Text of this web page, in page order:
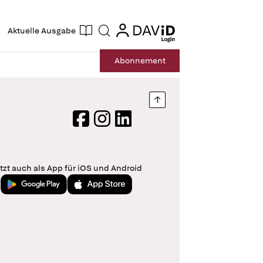
Aktuelle Ausgabe Suche login
login
Abonnement
Nach oben springen
FacebookInstagram
LinkedIn
auch als App für iOS und Android
Jetzt bei Google PlayLaden im App Store